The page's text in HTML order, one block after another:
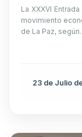
La XXXVI
movimiento
de La Paz,
23 de Julio